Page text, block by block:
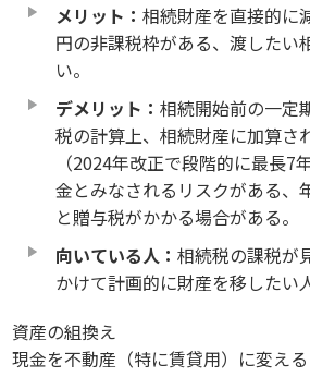
メリット：相続財産を直接的に
円の非課税枠がある、渡したい
い。
デメリット：相続開始前の一定
税の計算上、相続財産に加算さ
（2024年改正で段階的に最長7
金とみなされるリスクがある、
と贈与税がかかる場合がある。
向いている人：相続税の課税が
かけて計画的に財産を移したい
資産の組換え
現金を不動産（特に賃貸用）に変え